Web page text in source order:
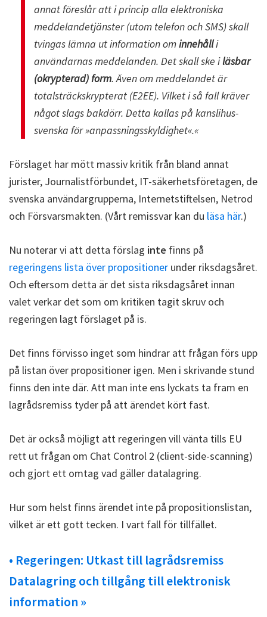
annat föreslår att i princip alla elektroniska
meddelandetjänster (utom telefon och SMS) skall
tvingas lämna ut information ominnehålli
användarnas meddelanden. Det skall ske iläsbar
(okrypterad) form. Även om meddelandet är
totalsträckskrypterat (E2EE). Vilket i så fall kräver
något slags bakdörr. Detta kallas på kanslihus-
svenska för »anpassningsskyldighet«.«
Förslaget har mött massiv kritik från bland annat
jurister, Journalistförbundet, IT-säkerhetsföretagen, de
svenska användargrupperna, Internetstiftelsen, Netrod
och Försvarsmakten. (Vårt remissvar kan du läsa här.)
Nu noterar vi att detta förslag inte finns på
regeringens lista över propositioner under riksdagsåret.
Och eftersom detta är det sista riksdagsåret innan
valet verkar det som om kritiken tagit skruv och
regeringen lagt förslaget på is.
Det finns förvisso inget som hindrar att frågan förs upp
på listan över propositioner igen. Men i skrivande stund
finns den inte där. Att man inte ens lyckats ta fram en
lagrådsremiss tyder på att ärendet kört fast.
Det är också möjligt att regeringen vill vänta tills EU
rett ut frågan om Chat Control 2 (client-side-scanning)
och gjort ett omtag vad gäller datalagring.
Hur som helst finns ärendet inte på propositionslistan,
vilket är ett gott tecken. I vart fall för tillfället.
• Regeringen: Utkast till lagrådsremiss
Datalagring och tillgång till elektronisk
information »